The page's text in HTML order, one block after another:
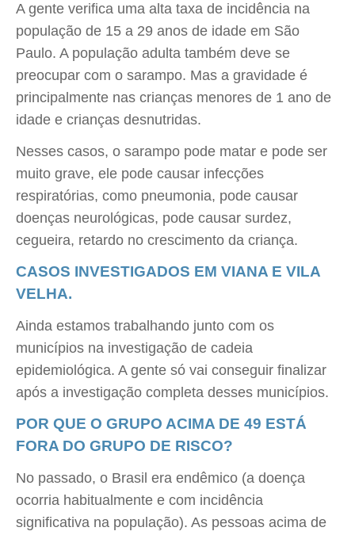
A gente verifica uma alta taxa de incidência na
população de 15 a 29 anos de idade em São
Paulo. A população adulta também deve se
preocupar com o sarampo. Mas a gravidade é
principalmente nas crianças menores de 1 ano de
idade e crianças desnutridas.
Nesses casos, o sarampo pode matar e pode ser
muito grave, ele pode causar infecções
respiratórias, como pneumonia, pode causar
doenças neurológicas, pode causar surdez,
cegueira, retardo no crescimento da criança.
CASOS INVESTIGADOS EM VIANA E VILA
VELHA.
Ainda estamos trabalhando junto com os
municípios na investigação de cadeia
epidemiológica. A gente só vai conseguir finalizar
após a investigação completa desses municípios.
POR QUE O GRUPO ACIMA DE 49 ESTÁ
FORA DO GRUPO DE RISCO?
No passado, o Brasil era endêmico (a doença
ocorria habitualmente e com incidência
significativa na população). As pessoas acima de